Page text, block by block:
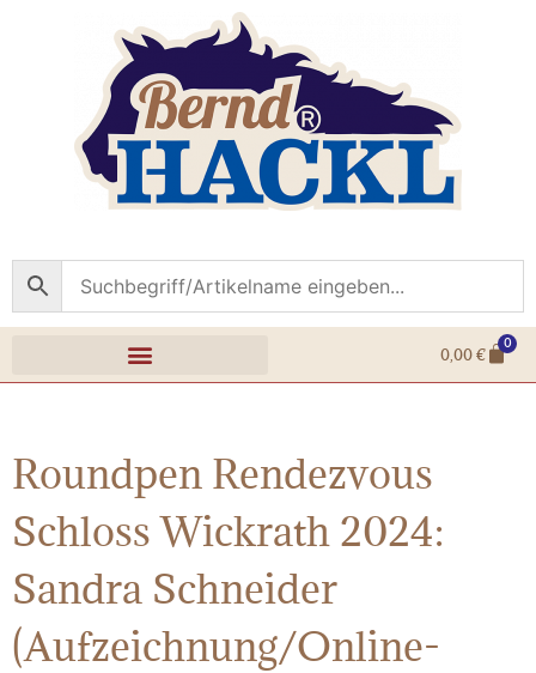
0,00€
0
Roundpen Rendezvous
Schloss Wickrath 2024:
Sandra Schneider
(Aufzeichnung/Online-